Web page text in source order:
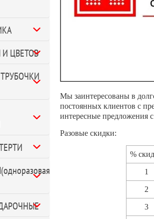
ЦВЕТОВ
Мы заинтересованы в
постоянных клиентов с
интересные предложения
Разовые скидки:
%
1
2
3